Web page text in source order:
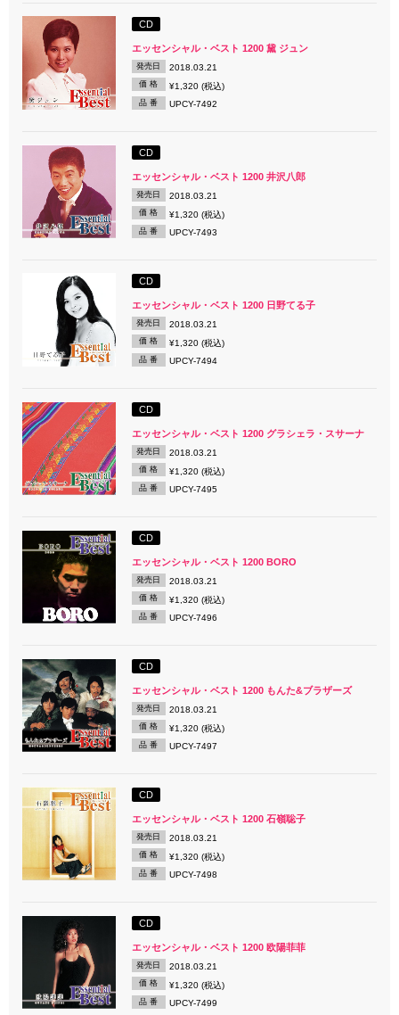
CD
エッセンシャル・ベスト 1200 黛 ジュン
発売日 2018.03.21
価 格 ¥1,320 (税込)
品 番 UPCY-7492
CD
エッセンシャル・ベスト 1200 井沢八郎
発売日 2018.03.21
価 格 ¥1,320 (税込)
品 番 UPCY-7493
CD
エッセンシャル・ベスト 1200 日野てる子
発売日 2018.03.21
価 格 ¥1,320 (税込)
品 番 UPCY-7494
CD
エッセンシャル・ベスト 1200 グラシェラ・スサーナ
発売日 2018.03.21
価 格 ¥1,320 (税込)
品 番 UPCY-7495
CD
エッセンシャル・ベスト 1200 BORO
発売日 2018.03.21
価 格 ¥1,320 (税込)
品 番 UPCY-7496
CD
エッセンシャル・ベスト 1200 もんた&ブラザーズ
発売日 2018.03.21
価 格 ¥1,320 (税込)
品 番 UPCY-7497
CD
エッセンシャル・ベスト 1200 石嶺聡子
発売日 2018.03.21
価 格 ¥1,320 (税込)
品 番 UPCY-7498
CD
エッセンシャル・ベスト 1200 欧陽菲菲
発売日 2018.03.21
価 格 ¥1,320 (税込)
品 番 UPCY-7499